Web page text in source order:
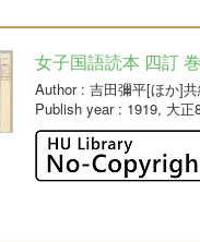
女子国語読本 四訂
Author: 吉田彌平[ほか]
Publish year: 1919, 大正